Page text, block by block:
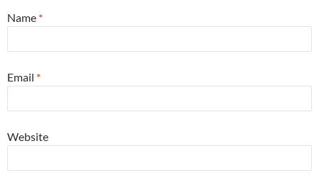
Name *
Email *
Website